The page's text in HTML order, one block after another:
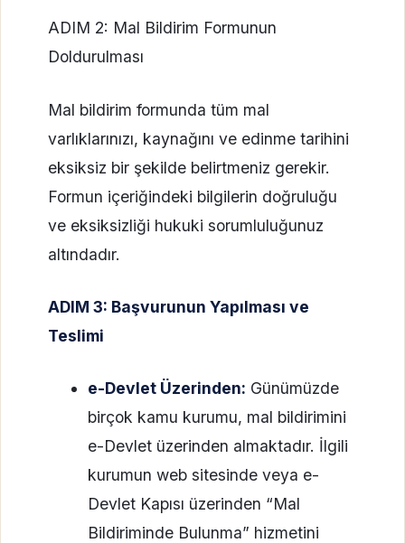
ADIM 2: Mal Bildirim Formunun
Doldurulması
Mal bildirim formunda tüm mal
varlıklarınızı, kaynağını ve edinme tarihini
eksiksiz bir şekilde belirtmeniz gerekir.
Formun içeriğindeki bilgilerin doğruluğu
ve eksiksizliği hukuki sorumluluğunuz
altındadır.
ADIM 3: Başvurunun Yapılması ve
Teslimi
e-Devlet Üzerinden: Günümüzde
birçok kamu kurumu, mal bildirimini
e-Devlet üzerinden almaktadır. İlgili
kurumun web sitesinde veya e-
Devlet Kapısı üzerinden “Mal
Bildiriminde Bulunma” hizmetini